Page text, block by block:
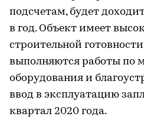
подсчетам, будет
в год. Объект имеет
строительной
выполняются работы по
оборудования и
ввод в эксплуатацию
квартал 2020 года.